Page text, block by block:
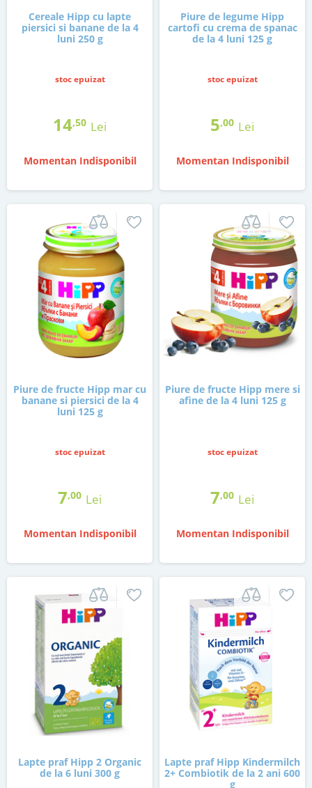
Cereale Hipp cu lapte
piersici si banane de la 4
luni 250 g
stoc epuizat
14,50 Lei
Momentan Indisponibil
Piure de legume Hipp
cartofi cu crema de spanac
de la 4 luni 125 g
stoc epuizat
5,00 Lei
Momentan Indisponibil
Piure de fructe Hipp mar cu
banane si piersici de la 4
luni 125 g
stoc epuizat
7,00 Lei
Momentan Indisponibil
Piure de fructe Hipp mere si
afine de la 4 luni 125 g
stoc epuizat
7,00 Lei
Momentan Indisponibil
Lapte praf Hipp 2 Organic
de la 6 luni 300 g
Lapte praf Hipp Kindermilch
2+ Combiotik de la 2 ani 600
g